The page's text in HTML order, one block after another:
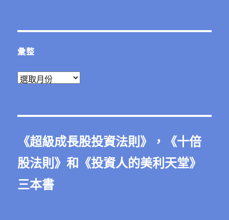
彙整
彙
《超級成長股投資法則 》，《十倍
股法則 》和《投資人的美利天堂》
三本書